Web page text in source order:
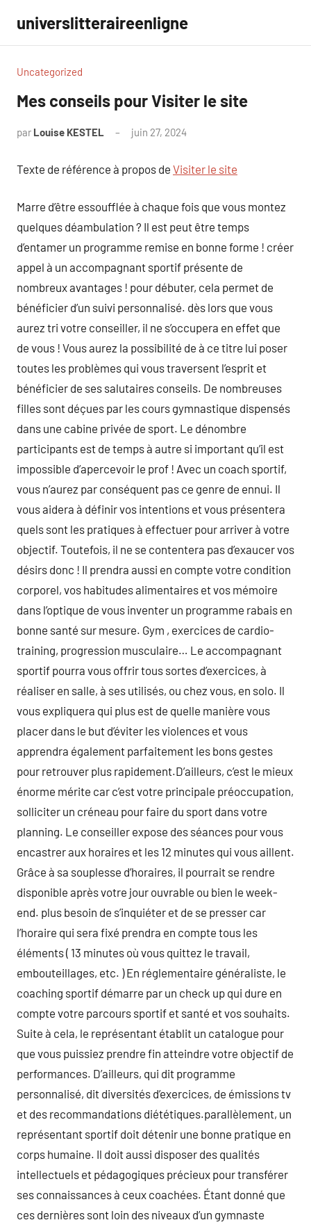
contenu
universlitteraireenligne
Uncategorized
Mes conseils pour Visiter le site
par Louise KESTEL juin 27, 2024
Texte de référence à propos de Visiter le site
Marre d’être essoufflée à chaque fois que vous montez
quelques déambulation ? Il est peut être temps
d’entamer un programme remise en bonne forme ! créer
appel à un accompagnant sportif présente de
nombreux avantages ! pour débuter, cela permet de
bénéficier d’un suivi personnalisé. dès lors que vous
aurez tri votre conseiller, il ne s’occupera en effet que
de vous ! Vous aurez la possibilité de à ce titre lui poser
toutes les problèmes qui vous traversent l’esprit et
bénéficier de ses salutaires conseils. De nombreuses
filles sont déçues par les cours gymnastique dispensés
dans une cabine privée de sport. Le dénombre
participants est de temps à autre si important qu’il est
impossible d’apercevoir le prof ! Avec un coach sportif,
vous n’aurez par conséquent pas ce genre de ennui. Il
vous aidera à définir vos intentions et vous présentera
quels sont les pratiques à effectuer pour arriver à votre
objectif. Toutefois, il ne se contentera pas d’exaucer vos
désirs donc ! Il prendra aussi en compte votre condition
corporel, vos habitudes alimentaires et vos mémoire
dans l’optique de vous inventer un programme rabais en
bonne santé sur mesure. Gym , exercices de cardio-
training, progression musculaire… Le accompagnant
sportif pourra vous offrir tous sortes d’exercices, à
réaliser en salle, à ses utilisés, ou chez vous, en solo. Il
vous expliquera qui plus est de quelle manière vous
placer dans le but d’éviter les violences et vous
apprendra également parfaitement les bons gestes
pour retrouver plus rapidement.D’ailleurs, c’est le mieux
énorme mérite car c’est votre principale préoccupation,
solliciter un créneau pour faire du sport dans votre
planning. Le conseiller expose des séances pour vous
encastrer aux horaires et les 12 minutes qui vous aillent.
Grâce à sa souplesse d’horaires, il pourrait se rendre
disponible après votre jour ouvrable ou bien le week-
end. plus besoin de s’inquiéter et de se presser car
l’horaire qui sera fixé prendra en compte tous les
éléments ( 13 minutes où vous quittez le travail,
embouteillages, etc. ) En réglementaire généraliste, le
coaching sportif démarre par un check up qui dure en
compte votre parcours sportif et santé et vos souhaits.
Suite à cela, le représentant établit un catalogue pour
que vous puissiez prendre fin atteindre votre objectif de
performances. D’ailleurs, qui dit programme
personnalisé, dit diversités d’exercices, de émissions tv
et des recommandations diététiques.parallèlement, un
représentant sportif doit détenir une bonne pratique en
corps humaine. Il doit aussi disposer des qualités
intellectuels et pédagogiques précieux pour transférer
ses connaissances à ceux coachées. Étant donné que
ces dernières sont loin des niveaux d’un gymnaste